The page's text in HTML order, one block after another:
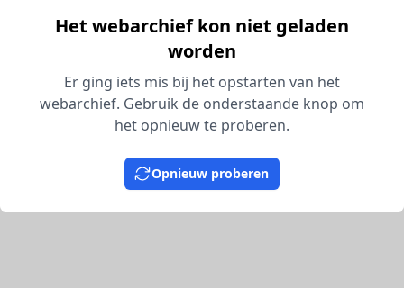
Het webarchief kon niet geladen
worden
Er ging iets mis bij het opstarten van het
webarchief. Gebruik de onderstaande knop om
het opnieuw te proberen.
Opnieuw proberen